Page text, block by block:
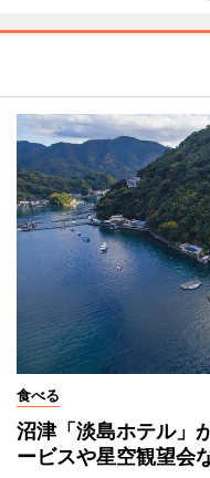
食べる
沼津「淡島ホテル」
ービスや星空観望会